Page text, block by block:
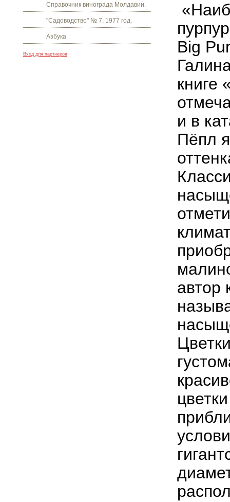
Справочник винограда Молдавии.
"Садоводство" № 7, 1977 год.
Азбука
Вход для партнеров
Big
книге
и в
Пёпл
автор